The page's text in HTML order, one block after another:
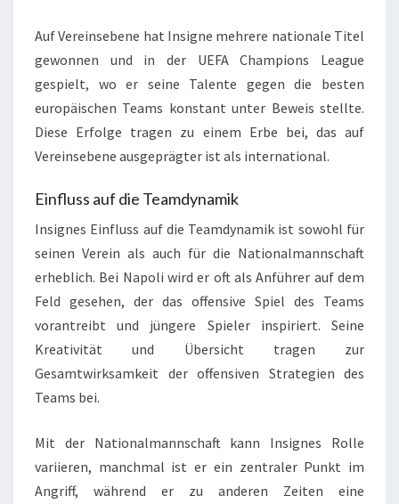
Auf Vereinsebene hat Insigne mehrere nationale Titel
gewonnen und in der UEFA Champions League
gespielt, wo er seine Talente gegen die besten
europäischen Teams konstant unter Beweis stellte.
Diese Erfolge tragen zu einem Erbe bei, das auf
Vereinsebene ausgeprägter ist als international.
Einfluss auf die Teamdynamik
Insignes Einfluss auf die Teamdynamik ist sowohl für
seinen Verein als auch für die Nationalmannschaft
erheblich. Bei Napoli wird er oft als Anführer auf dem
Feld gesehen, der das offensive Spiel des Teams
vorantreibt und jüngere Spieler inspiriert. Seine
Kreativität und Übersicht tragen zur
Gesamtwirksamkeit der offensiven Strategien des
Teams bei.
Mit der Nationalmannschaft kann Insignes Rolle
variieren, manchmal ist er ein zentraler Punkt im
Angriff, während er zu anderen Zeiten eine